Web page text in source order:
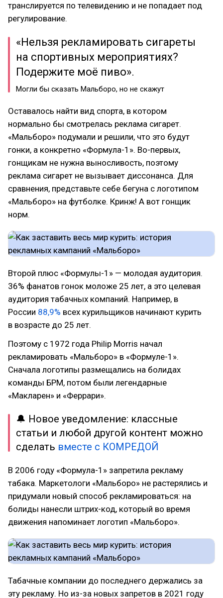
транслируется по телевидению и не попадает под
регулирование.
«Нельзя рекламировать сигареты
на спортивных мероприятиях?
Подержите моё пиво».
Могли бы сказать Мальборо, но не скажут
Оставалось найти вид спорта, в котором
нормально бы смотрелась реклама сигарет.
«Мальборо» подумали и решили, что это будут
гонки, а конкретно «Формула-1». Во-первых,
гонщикам не нужна выносливость, поэтому
реклама сигарет не вызывает диссонанса. Для
сравнения, представьте себе бегуна с логотипом
«Мальборо» на футболке. Кринж! А вот гонщик
норм.
Второй плюс «Формулы-1» — молодая аудитория.
36% фанатов гонок моложе 25 лет, а это целевая
аудитория табачных компаний. Например, в
России 88,9% всех курильщиков начинают курить
в возрасте до 25 лет.
Поэтому с 1972 года Philip Morris начал
рекламировать «Мальборо» в «Формуле-1».
Сначала логотипы размещались на болидах
команды БРМ, потом были легендарные
«Макларен» и «Феррари».
🔔 Новое уведомление: классные
статьи и любой другой контент можно
сделать вместе с КОМРЕДОЙ
В 2006 году «Формула-1» запретила рекламу
табака. Маркетологи «Мальборо» не растерялись и
придумали новый способ рекламироваться: на
болиды нанесли штрих-код, который во время
движения напоминает логотип «Мальборо».
Табачные компании до последнего держались за
эту рекламу. Но из-за новых запретов в 2021 году